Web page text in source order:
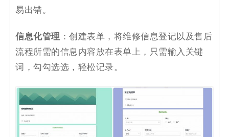
易出错。
信息化管理 ：创建表单，将维修信息登记以及售后
流程所需的信息内容放在表单上，只需输入关键
词，勾勾选选，轻松记录。